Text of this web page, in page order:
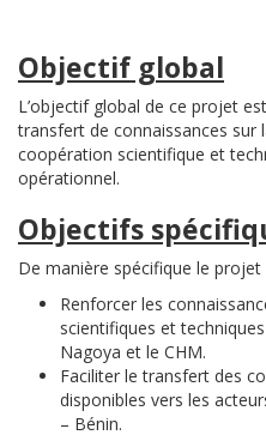
Objectif global
L’objectif global de ce projet
transfert de connaissances sur
coopération scientifique et
opérationnel.
Objectifs
De manière spécifique le projet
Renforcer les
scientifiques et
Nagoya et le CHM.
Faciliter le transfert des
disponibles vers les
– Bénin.